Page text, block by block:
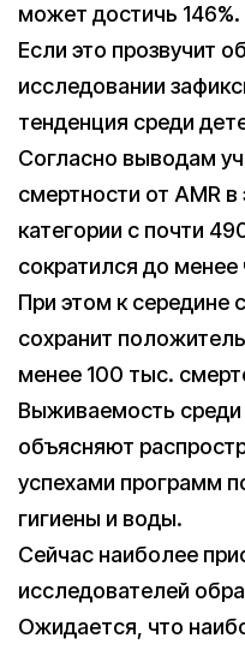
может достичь 146%.
Если это прозвучит
исследовании
тенденция среди
Согласно выводам
смертности от AMR в
категории с почти
сократился до
При этом к середине
сохранит
менее 100 тыс.
Выживаемость
объясняют
успехами программ
гигиены и воды.
Сейчас наиболее
исследователей
Ожидается, что